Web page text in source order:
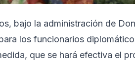
bajo la administración de
los funcionarios
que se hará efectiva el